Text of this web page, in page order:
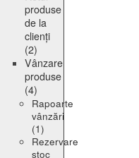
produse
de la
clienți
(2)
Vânzare
produse
(4)
Rapoarte
vânzări
(1)
Rezervare
stoc